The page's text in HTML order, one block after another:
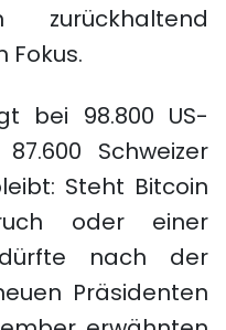
zurückhaltend
Fokus.
bei 98.800 US-
Schweizer
Steht Bitcoin
oder einer
nach der
Präsidenten